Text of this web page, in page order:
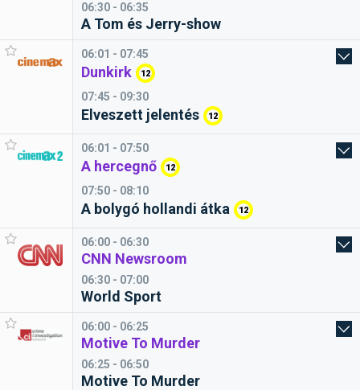
06:30 - 06:35
A Tom és Jerry-show
06:01 - 07:45
Dunkirk 12
07:45 - 09:30
Elveszett jelentés 12
06:01 - 07:50
A hercegnő 12
07:50 - 08:10
A bolygó hollandi átka 12
06:00 - 06:30
CNN Newsroom
06:30 - 07:00
World Sport
06:00 - 06:25
Motive To Murder
06:25 - 06:50
Motive To Murder